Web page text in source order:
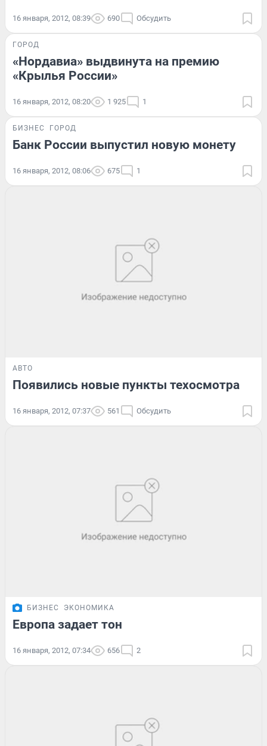
16 января, 2012, 08:39 690 Обсудить
ГОРОД
«Нордавиа» выдвинута на премию
«Крылья России»
16 января, 2012, 08:20 1 925 1
БИЗНЕС ГОРОД
Банк России выпустил новую монету
16 января, 2012, 08:06 675 1
АВТО
Появились новые пункты техосмотра
16 января, 2012, 07:37 561 Обсудить
БИЗНЕС ЭКОНОМИКА
Европа задает тон
16 января, 2012, 07:34 656 2